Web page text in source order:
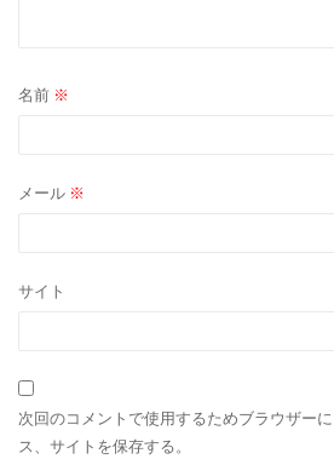
名前 ※
メール ※
サイト
次回のコメントで使用するためブラウザー
ス、サイトを保存する。